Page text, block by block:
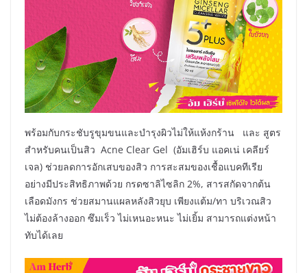
พร้อมกับกระชับรูขุมขนและบำรุงผิวไม่ให้แห้งกร้าน และ สูตร
สำหรับคนเป็นสิว Acne Clear Gel (อัมเฮิร์บ แอคเน่ เคลียร์
เจล) ช่วยลดการอักเสบของสิว การสะสมของเชื้อแบคทีเรีย
อย่างมีประสิทธิภาพด้วย กรดซาลิไซลิก 2%, สารสกัดจากต้น
เลือดมังกร ช่วยสมานแผลหลังสิวยุบ เพียงแต้ม/ทา บริเวณสิว
ไม่ต้องล้างออก ซึมเร็ว ไม่เหนอะหนะ ไม่เยิ้ม สามารถแต่งหน้า
ทับได้เลย